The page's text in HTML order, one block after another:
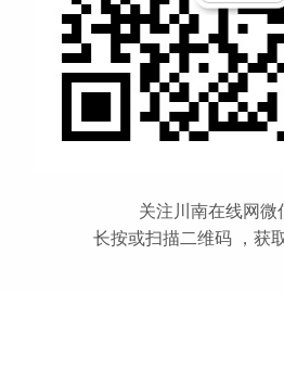
关注川南在线网微
长按或扫描二维码 ，获